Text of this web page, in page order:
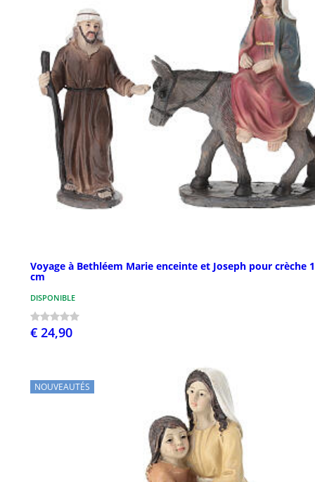
Voyage à Bethléem Marie enceinte et Joseph pour crèche
cm
DISPONIBLE
€ 24,90
NOUVEAUTÉS